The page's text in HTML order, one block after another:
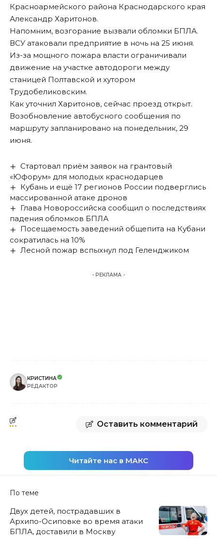
Красноармейского района Краснодарского края
Александр Харитонов.
Напомним, возгорание вызвали обломки БПЛА.
ВСУ атаковали предприятие в ночь на 25 июня.
Из-за мощного пожара власти ограничивали
движение на участке автодороги между
станицей Полтавской и хутором
Трудобеликовским.
Как уточнил Харитонов, сейчас проезд открыт.
Возобновление автобусного сообщения по
маршруту запланировано на понедельник, 29
июня.
Стартовал приём заявок на грантовый
«Юфорум» для молодых краснодарцев
Кубань и ещё 17 регионов России подверглись
массированной атаке дронов
Глава Новороссийска сообщил о последствиях
падения обломков БПЛА
Посещаемость заведений общепита на Кубани
сократилась на 10%
Лесной пожар вспыхнул под Геленджиком
- РЕКЛАМА -
КРИСТИНА
РЕДАКТОР
Оставить комментарий
Читайте нас в МАКС
По теме
Двух детей, пострадавших в
Архипо-Осиповке во время атаки
БПЛА, доставили в Москву